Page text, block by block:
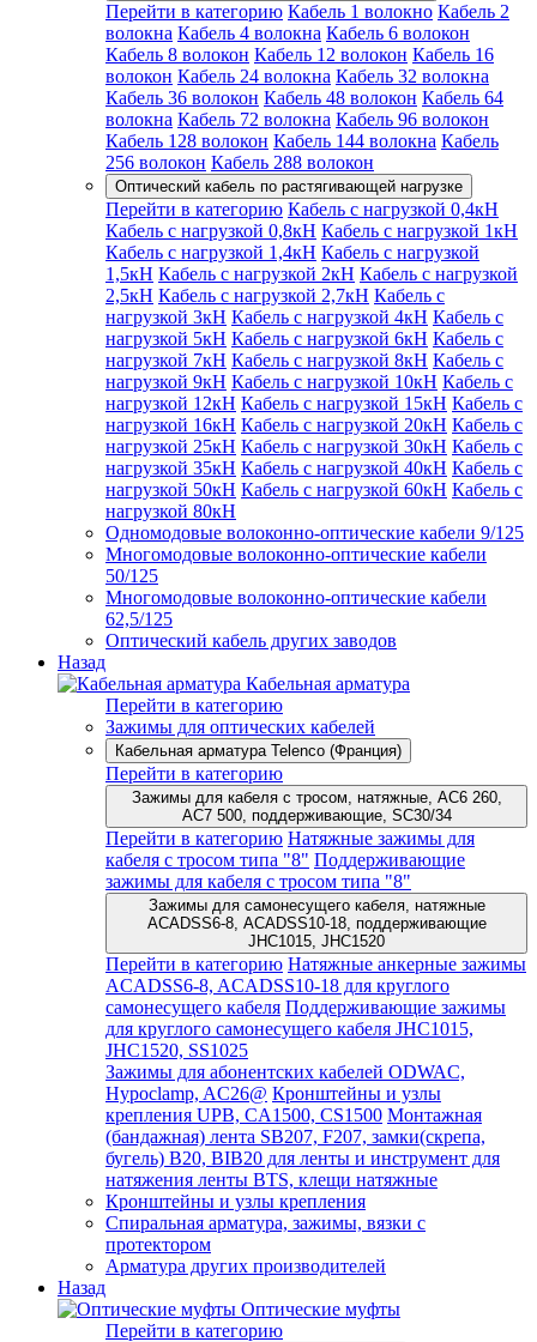
Перейти в категорию Кабель 1 волокно Кабель 2
волокна Кабель 4 волокна Кабель 6 волокон
Кабель 8 волокон Кабель 12 волокон Кабель 16
волокон Кабель 24 волокна Кабель 32 волокна
Кабель 36 волокон Кабель 48 волокон Кабель 64
волокна Кабель 72 волокна Кабель 96 волокон
Кабель 128 волокон Кабель 144 волокна Кабель
256 волокон Кабель 288 волокон
Оптический кабель по растягивающей нагрузке
Перейти в категорию Кабель с нагрузкой 0,4кН
Кабель с нагрузкой 0,8кН Кабель с нагрузкой 1кН
Кабель с нагрузкой 1,4кН Кабель с нагрузкой
1,5кН Кабель с нагрузкой 2кН Кабель с нагрузкой
2,5кН Кабель с нагрузкой 2,7кН Кабель с
нагрузкой 3кН Кабель с нагрузкой 4кН Кабель с
нагрузкой 5кН Кабель с нагрузкой 6кН Кабель с
нагрузкой 7кН Кабель с нагрузкой 8кН Кабель с
нагрузкой 9кН Кабель с нагрузкой 10кН Кабель с
нагрузкой 12кН Кабель с нагрузкой 15кН Кабель с
нагрузкой 16кН Кабель с нагрузкой 20кН Кабель с
нагрузкой 25кН Кабель с нагрузкой 30кН Кабель с
нагрузкой 35кН Кабель с нагрузкой 40кН Кабель с
нагрузкой 50кН Кабель с нагрузкой 60кН Кабель с
нагрузкой 80кН
Одномодовые волоконно-оптические кабели 9/125
Многомодовые волоконно-оптические кабели
50/125
Многомодовые волоконно-оптические кабели
62,5/125
Оптический кабель других заводов
Назад
Кабельная арматура
Перейти в категорию
Зажимы для оптических кабелей
Кабельная арматура Telenco (Франция)
Перейти в категорию
Зажимы для кабеля с тросом, натяжные, AC6 260,
AC7 500, поддерживающие, SC30/34
Перейти в категорию Натяжные зажимы для
кабеля с тросом типа "8" Поддерживающие
зажимы для кабеля с тросом типа "8"
Зажимы для самонесущего кабеля, натяжные
ACADSS6-8, ACADSS10-18, поддерживающие
JHC1015, JHC1520
Перейти в категорию Натяжные анкерные зажимы
ACADSS6-8, ACADSS10-18 для круглого
самонесущего кабеля Поддерживающие зажимы
для круглого самонесущего кабеля JHC1015,
JHC1520, SS1025
Зажимы для абонентских кабелей ODWAC,
Hypoclamp, AC26@ Кронштейны и узлы
крепления UPB, CA1500, CS1500 Монтажная
(бандажная) лента SB207, F207, замки(скрепа,
бугель) B20, BIB20 для ленты и инструмент для
натяжения ленты BTS, клещи натяжные
Кронштейны и узлы крепления
Спиральная арматура, зажимы, вязки с
протектором
Арматура других производителей
Назад
Оптические муфты
Перейти в категорию